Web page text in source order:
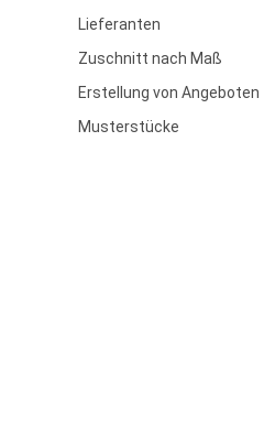
Lieferanten
Zuschnitt nach Maß
Erstellung von Angeboten
Musterstücke